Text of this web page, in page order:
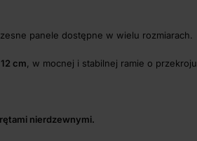
panele dostępne w wielu rozmiarach.
cm , w mocnej i stabilnej ramie o przekroju
nierdzewnymi.